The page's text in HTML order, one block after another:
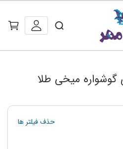
میخی طلا
حذف فیلتر ها